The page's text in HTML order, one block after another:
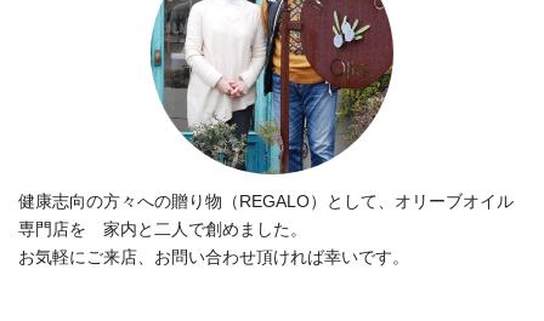
健康志向の方々への贈り物（REGALO）として、オリーブオイル
専門店を 家内と二人で創めました。
お気軽にご来店、お問い合わせ頂ければ幸いです。